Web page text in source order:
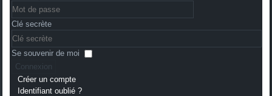
Clé secrète
Se souvenir de moi
Connexion
Créer un compte
Identifiant oublié ?